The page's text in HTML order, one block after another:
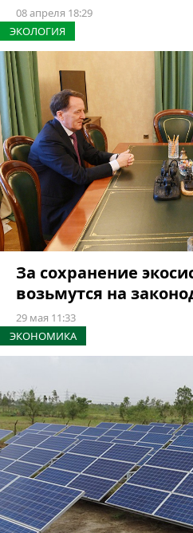
08 апреля 18:29
ЭКОЛОГИЯ
За сохранение
возьмутся на
29 мая 11:33
ЭКОНОМИКА